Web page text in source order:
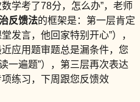
学考了78分，怎么办”，老师
反馈法的框架是：第一层肯定
发言，他回家特别开心”），
应用题审题总是漏条件，您
一遍题”），第三层再次表达
练习，下周跟您反馈效